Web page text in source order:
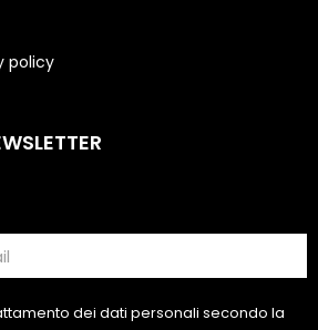
policy
dei dati personali secondo la